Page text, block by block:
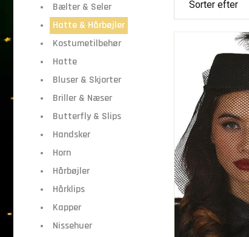
Bælter & Seler
Hatte & Hårbøjler
Kostumetilbehør
Hatte
Bluser & Skjorter
Briller & Næser
Butterfly & Slips
Handsker
Horn
Hårbøjler
Hårklips
Kapper
Nissehuer